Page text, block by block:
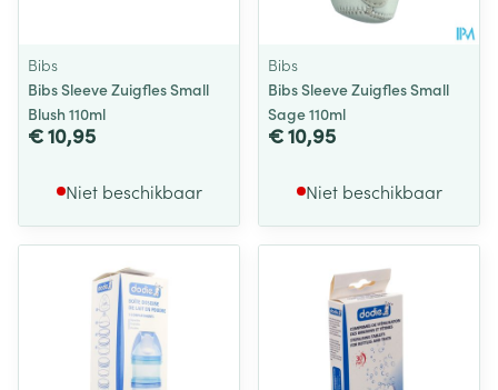
Bibs
Bibs Sleeve Zuigfles Small
Blush 110ml
€ 10,95
Niet beschikbaar
Bibs
Bibs Sleeve Zuigfles Small
Sage 110ml
€ 10,95
Niet beschikbaar